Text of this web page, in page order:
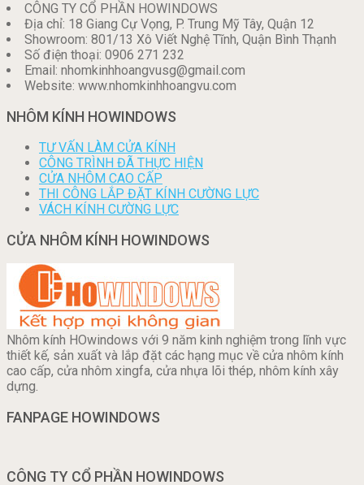
CÔNG TY CỔ PHẦN HOWINDOWS
Địa chỉ: 18 Giang Cự Vọng, P. Trung Mỹ Tây, Quận 12
Showroom: 801/13 Xô Viết Nghệ Tĩnh, Quận Bình Thạnh
Số điện thoại: 0906 271 232
Email: nhomkinhhoangvusg@gmail.com
Website: www.nhomkinhhoangvu.com
NHÔM KÍNH HOWINDOWS
TƯ VẤN LÀM CỬA KÍNH
CÔNG TRÌNH ĐÃ THỰC HIỆN
CỬA NHÔM CAO CẤP
THI CÔNG LẮP ĐẶT KÍNH CƯỜNG LỰC
VÁCH KÍNH CƯỜNG LỰC
CỬA NHÔM KÍNH HOWINDOWS
Nhôm kính HOwindows với 9 năm kinh nghiệm trong lĩnh vực
thiết kế, sản xuất và lắp đặt các hạng mục về cửa nhôm kính
cao cấp, cửa nhôm xingfa, cửa nhựa lõi thép, nhôm kính xây
dựng.
FANPAGE HOWINDOWS
CÔNG TY CỔ PHẦN HOWINDOWS